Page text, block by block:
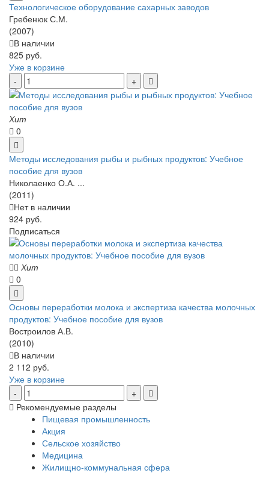
Технологическое оборудование сахарных заводов
Гребенюк С.М.
(2007)
В наличии
825 руб.
Уже в корзине
Хит
0
Методы исследования рыбы и рыбных продуктов: Учебное
пособие для вузов
Николаенко О.А. ...
(2011)
Нет в наличии
924 руб.
Подписаться
Хит
0
Основы переработки молока и экспертиза качества молочных
продуктов: Учебное пособие для вузов
Востроилов А.В.
(2010)
В наличии
2 112 руб.
Уже в корзине
Рекомендуемые разделы
Пищевая промышленность
Акция
Сельское хозяйство
Медицина
Жилищно-коммунальная сфера